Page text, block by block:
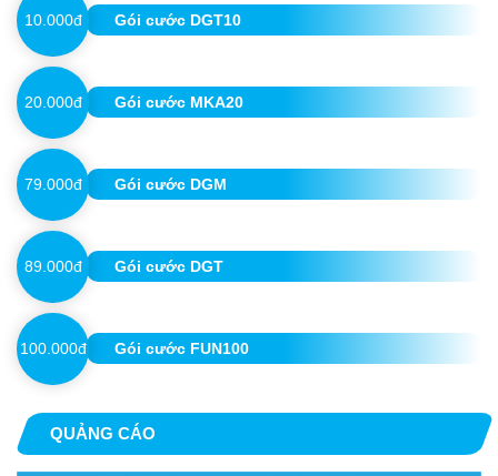
10.000đ Gói cước DGT10
20.000đ Gói cước MKA20
79.000đ Gói cước DGM
89.000đ Gói cước DGT
100.000đ Gói cước FUN100
QUẢNG CÁO